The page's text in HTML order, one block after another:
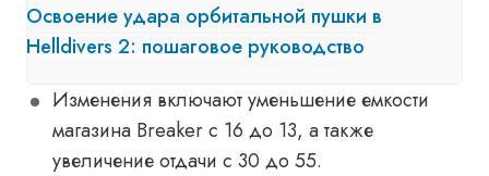
Освоение удара орбитальной пушки в
Helldivers 2: пошаговое руководство
Изменения включают уменьшение емкости
магазина Breaker с 16 до 13, а также
увеличение отдачи с 30 до 55.